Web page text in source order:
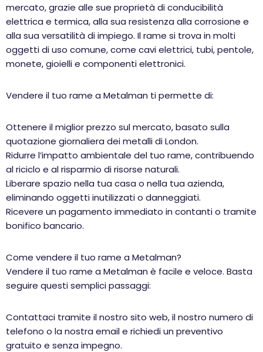
mercato, grazie alle sue proprietà di conducibilità
elettrica e termica, alla sua resistenza alla corrosione e
alla sua versatilità di impiego. Il rame si trova in molti
oggetti di uso comune, come cavi elettrici, tubi, pentole,
monete, gioielli e componenti elettronici.
Vendere il tuo rame a Metalman ti permette di:
Ottenere il miglior prezzo sul mercato, basato sulla
quotazione giornaliera dei metalli di London.
Ridurre l’impatto ambientale del tuo rame, contribuendo
al riciclo e al risparmio di risorse naturali.
Liberare spazio nella tua casa o nella tua azienda,
eliminando oggetti inutilizzati o danneggiati.
Ricevere un pagamento immediato in contanti o tramite
bonifico bancario.
Come vendere il tuo rame a Metalman?
Vendere il tuo rame a Metalman è facile e veloce. Basta
seguire questi semplici passaggi:
Contattaci tramite il nostro sito web, il nostro numero di
telefono o la nostra email e richiedi un preventivo
gratuito e senza impegno.